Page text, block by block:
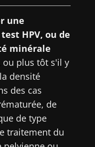
une
HPV, ou de
minérale
ou plus tôt s'il y
densité
des cas
de
de type
traitement du
notre site web
de santé et
"HCP Magazine"
de Biocodex
des données